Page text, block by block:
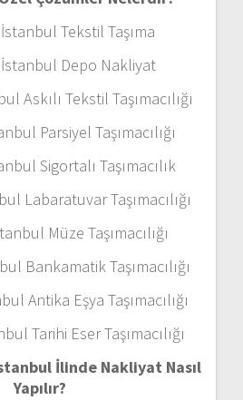
Tekstil Taşıma
Depo Nakliyat
Askılı Tekstil Taşımacılığı
Parsiyel Taşımacılığı
Sigortalı Taşımacılık
Labaratuvar Taşımacılığı
Müze Taşımacılığı
Bankamatik Taşımacılığı
Antika Eşya Taşımacılığı
Tarihi Eser Taşımacılığı
İlinde Nakliyat Nasıl
Yapılır?